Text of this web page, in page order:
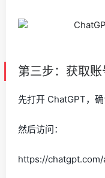
第三步：获取
先打开 ChatGPT，
然后访问：
https://